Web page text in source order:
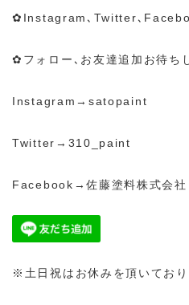
✿Instagram､Twitter､
✿フォロー､お友達追加お待ち
Instagram→satopaint
Twitter→310_paint
Facebook→佐藤塗料株式会社
※土日祝はお休みを頂いており